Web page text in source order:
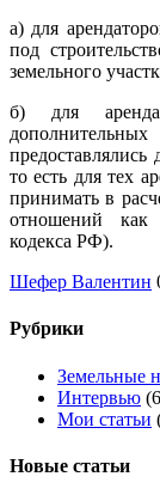
а) для
под
земельного
б) для
предоставлялись
то есть для тех
принимать в
отношений как
кодекса РФ).
Шефер Валентин
Рубрики
Земельные
Интервью
Мои статьи
Новые статьи